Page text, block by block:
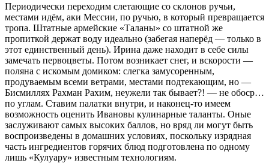
Периодически переходим слетающие со склонов ручьи,
местами идём, аки Мессии, по ручью, в который превращается
тропа. Штатные армейские «Таланы» со штатной же
пропиткой держат воду идеально (забегая наперёд — только в
этот единственный день). Ирина даже находит в себе силы
замечать первоцветы. Потом возникает снег, и вскорости —
поляна с искомым домиком: слегка замусоренным,
продуваемым всеми ветрами, местами подтекающим, но —
Бисмиллях Рахман Рахим, неужели так бывает?! — не обоср…
по углам. Ставим палатки внутри, и наконец-то имеем
возможность оценить Ивановы кулинарные таланты. Оные
заслуживают самых высоких баллов, но вряд ли могут быть
воспроизведены в домашних условиях, поскольку изрядная
часть ингредиентов горячих блюд подготовлена по одному
лишь «Кулуару» известным технологиям.